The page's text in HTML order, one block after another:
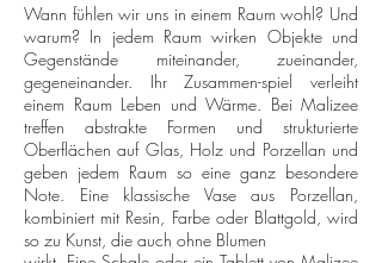
Wann fühlen wir uns in einem Raum wohl? Und
warum? In jedem Raum wirken Objekte und
Gegenstände miteinander, zueinander,
gegeneinander. Ihr Zusammen-spiel verleiht
einem Raum Leben und Wärme. Bei Malizee
treffen abstrakte Formen und strukturierte
Oberflächen auf Glas, Holz und Porzellan und
geben jedem Raum so eine ganz besondere
Note. Eine klassische Vase aus Porzellan,
kombiniert mit Resin, Farbe oder Blattgold, wird
so zu Kunst, die auch ohne Blumen